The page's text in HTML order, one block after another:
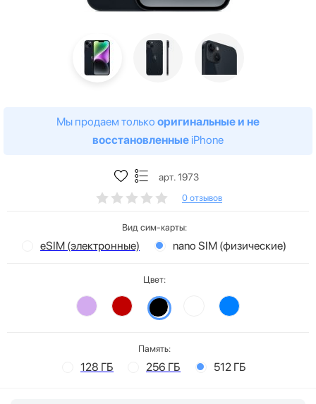
Мы продаем только оригинальные и не
восстановленные iPhone
арт. 1973
0 отзывов
Вид сим-карты:
eSIM (электронные) nano SIM (физические)
Цвет:
Память:
128 ГБ 256 ГБ 512 ГБ